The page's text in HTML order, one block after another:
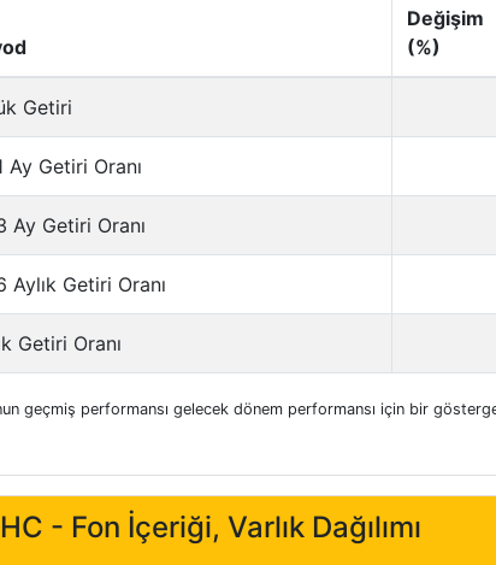
Değişim
(%)
Getiri
Ay Getiri Oranı
Ay Getiri Oranı
Aylık Getiri Oranı
Getiri Oranı
geçmiş performansı gelecek dönem performansı için bir
- Fon İçeriği, Varlık Dağılımı